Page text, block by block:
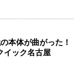
本体が曲がった！
イック名古屋